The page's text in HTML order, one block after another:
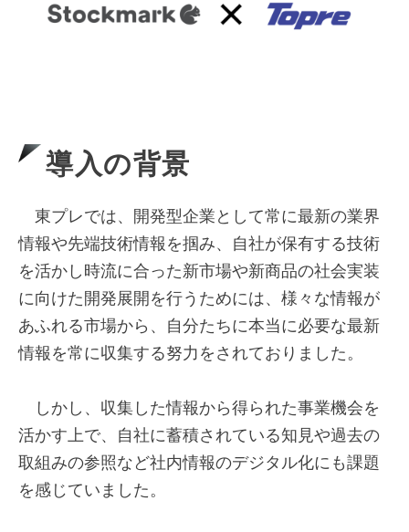
導入の背景
東プレでは、開発型企業として常に最新の業界
情報や先端技術情報を掴み、自社が保有する技術
を活かし時流に合った新市場や新商品の社会実装
に向けた開発展開を行うためには、様々な情報が
あふれる市場から、自分たちに本当に必要な最新
情報を常に収集する努力をされておりました。
しかし、収集した情報から得られた事業機会を
活かす上で、自社に蓄積されている知見や過去の
取組みの参照など社内情報のデジタル化にも課題
を感じていました。